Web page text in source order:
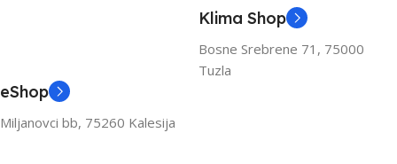
ZA PROSTOR DO (M2)
KAPACITET HLAĐENJA
3.6
Klima Shop
Bosne Srebrene 71, 75000
Tuzla
eShop
Miljanovci bb, 75260 Kalesija